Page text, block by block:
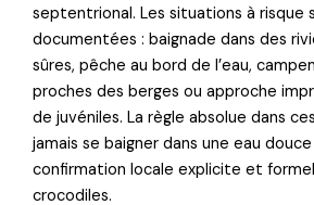
septentrional. Les situations à risque
documentées : baignade dans des
sûres, pêche au bord de l’eau,
proches des berges ou approche
de juvéniles. La règle absolue dans
jamais se baigner dans une eau
confirmation locale explicite et
crocodiles.